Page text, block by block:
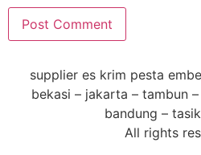
supplier es krim pesta
bekasi – jakarta – tambun
bandung –
All rights